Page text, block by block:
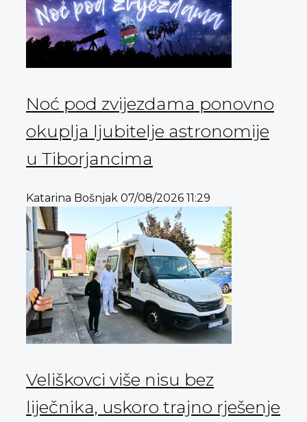
Noć pod zvijezdama ponovno
okuplja ljubitelje astronomije
u Tiborjancima
Katarina Bošnjak 07/08/2026 11:29
Veliškovci više nisu bez
liječnika, uskoro trajno rješenje